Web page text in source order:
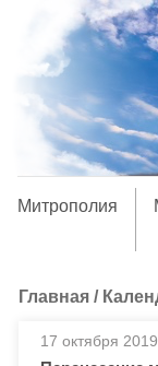
Митрополия
Главная /
17 октября 2019